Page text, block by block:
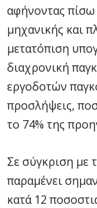
αφήνοντας πίσω
μηχανικής και
μετατόπιση
διαχρονική
εργοδοτών
προσλήψεις,
το 74% της
Σε σύγκριση με
παραμένει
κατά 12